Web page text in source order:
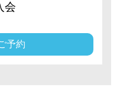
会
予約